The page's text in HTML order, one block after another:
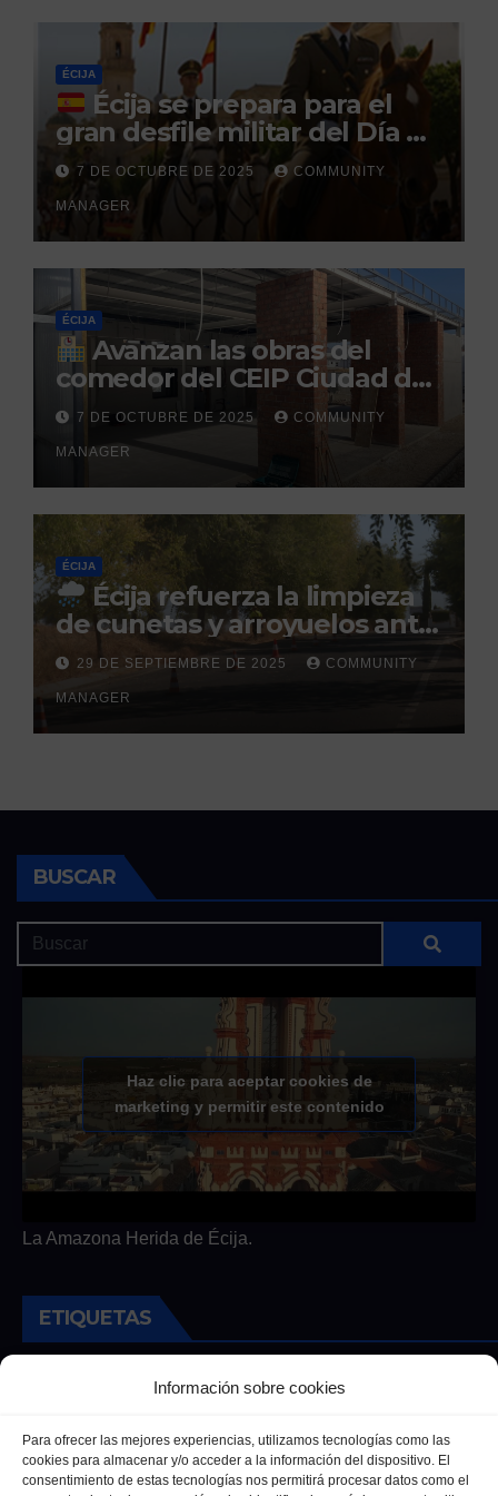
Información sobre cookies
Para ofrecer las mejores experiencias, utilizamos tecnologías como las
cookies para almacenar y/o acceder a la información del dispositivo. El
consentimiento de estas tecnologías nos permitirá procesar datos como el
penitenciario
ÉCIJA
Écija se prepara para el
gran desfile militar del Día de
la Hispanidad organizado por
el Centro Militar de Cría
Caballar
7 DE OCTUBRE DE 2025 COMMUNITY
MANAGER
ÉCIJA
Avanzan las obras del
comedor del CEIP Ciudad del
Sol: su finalización está
prevista para finales de 2025
7 DE OCTUBRE DE 2025 COMMUNITY
MANAGER
ÉCIJA
Écija refuerza la limpieza
de cunetas y arroyuelos ante
la llegada de las lluvias
otoñales
29 DE SEPTIEMBRE DE 2025 COMMUNITY
MANAGER
BUSCAR
Haz clic para aceptar cookies de
marketing y permitir este contenido
La Amazona Herida de Écija.
ETIQUETAS
Andalucía Cultura Deportes